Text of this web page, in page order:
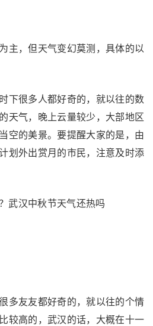
主，但天气变幻莫测，具体的以
下很多人都好奇的，就以往的数
天气，晚上云量较少，大部地区
空的美景。要提醒大家的是，由
划外出赏月的市民，注意及时添
多友友都好奇的，就以往的个情
较高的，武汉的话，大概在十一